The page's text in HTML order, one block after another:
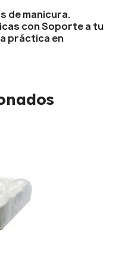
de manicura.
con Soporte a tu
práctica en